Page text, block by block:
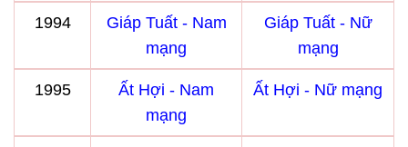
1994
Giáp Tuất - Nam
mạng
Giáp Tuất - Nữ
mạng
1995
Ất Hợi - Nam
mạng
Ất Hợi - Nữ mạng